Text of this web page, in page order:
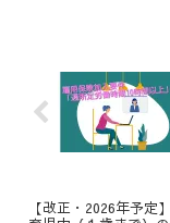
【改正・2026年予定